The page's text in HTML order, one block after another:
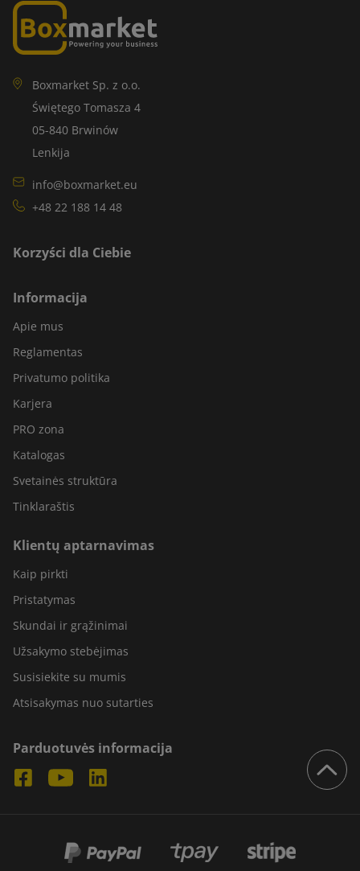
Boxmarket Sp. z o.o.
Świętego Tomasza 4
05-840 Brwinów
Lenkija
info@boxmarket.eu
+48 22 188 14 48
Korzyści dla Ciebie
Informacija
Apie mus
Reglamentas
Privatumo politika
Karjera
PRO zona
Katalogas
Svetainės struktūra
Tinklaraštis
Klientų aptarnavimas
Kaip pirkti
Pristatymas
Skundai ir grąžinimai
Užsakymo stebėjimas
Susisiekite su mumis
Atsisakymas nuo sutarties
Parduotuvės informacija